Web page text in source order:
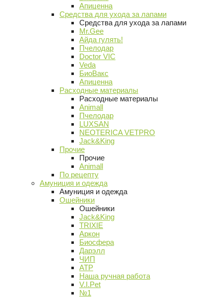
Апиценна
Средства для ухода за лапами
Средства для ухода за лапами
Mr.Gee
Айда гулять!
Пчелодар
Doctor VIC
Veda
БиоВакс
Апиценна
Расходные материалы
Расходные материалы
Animall
Пчелодар
LUXSAN
NEOTERICA VETPRO
Jack&King
Прочие
Прочие
Animall
По рецепту
Амуниция и одежда
Амуниция и одежда
Ошейники
Ошейники
Jack&King
TRIXIE
Аркон
Биосфера
Дарэлл
ЧИП
АТР
Наша ручная работа
V.I.Pet
№1